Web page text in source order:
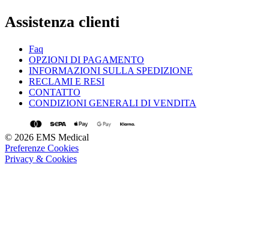
Assistenza clienti
Faq
OPZIONI DI PAGAMENTO
INFORMAZIONI SULLA SPEDIZIONE
RECLAMI E RESI
CONTATTO
CONDIZIONI GENERALI DI VENDITA
© 2026 EMS Medical
Preferenze Cookies
Privacy & Cookies